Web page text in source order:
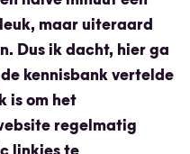
maar uiteraard
Dus ik dacht, hier ga
kennisbank vertelde
is om het
regelmatig